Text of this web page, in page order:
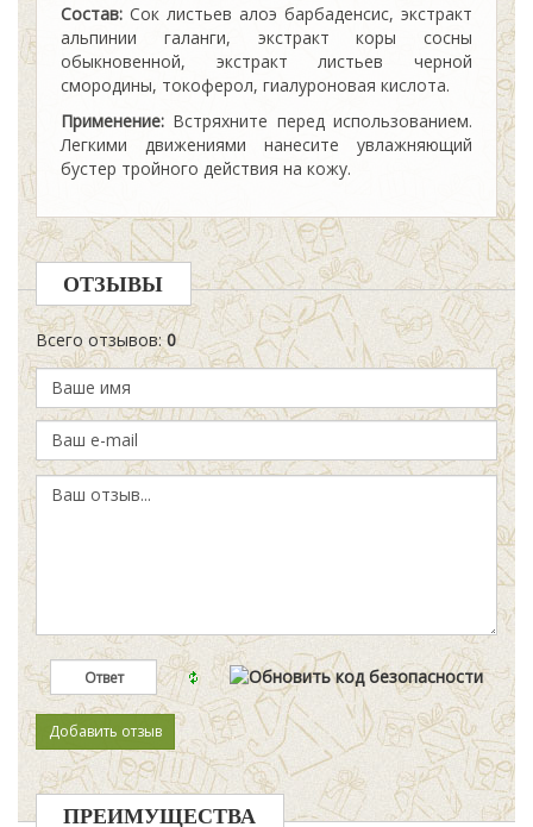
Состав: Сок листьев алоэ барбаденсис, экстракт
альпинии галанги, экстракт коры сосны
обыкновенной, экстракт листьев черной
смородины, токоферол, гиалуроновая кислота.
Применение: Встряхните перед использованием.
Легкими движениями нанесите увлажняющий
бустер тройного действия на кожу.
ОТЗЫВЫ
Всего отзывов: 0
ПРЕИМУЩЕСТВА